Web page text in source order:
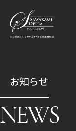
お知らせ
NEWS